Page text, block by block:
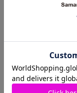
2026.08.06
Samantha